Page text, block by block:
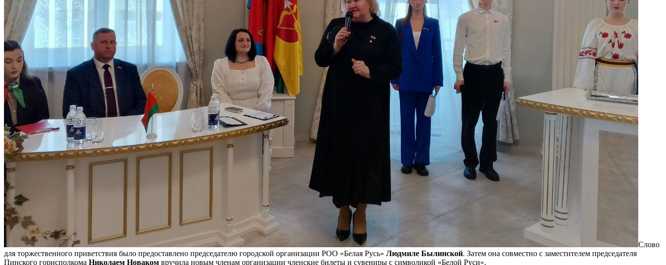
Слово
для торжественного приветствия было предоставлено председателю городской организации РОО «Белая Русь» Людмиле Былинской. Затем она совместно с заместителем председателя
Пинского горисполкома Николаем Новаком вручила новым членам организации членские билеты и сувениры с символикой «Белой Руси».